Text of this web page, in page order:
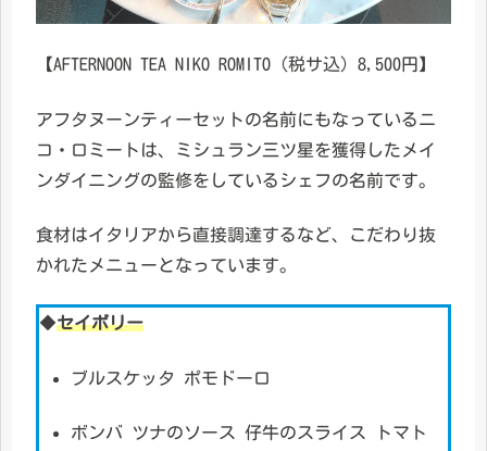
【AFTERNOON TEA NIKO ROMITO (税サ込) 8,500円】
アフタヌーンティーセットの名前にもなっているニ
コ・ロミートは、ミシュラン三ツ星を獲得したメイ
ンダイニングの監修をしているシェフの名前です。
食材はイタリアから直接調達するなど、こだわり抜
かれたメニューとなっています。
◆セイボリー
ブルスケッタ ポモドーロ
ボンバ ツナのソース 仔牛のスライス トマト